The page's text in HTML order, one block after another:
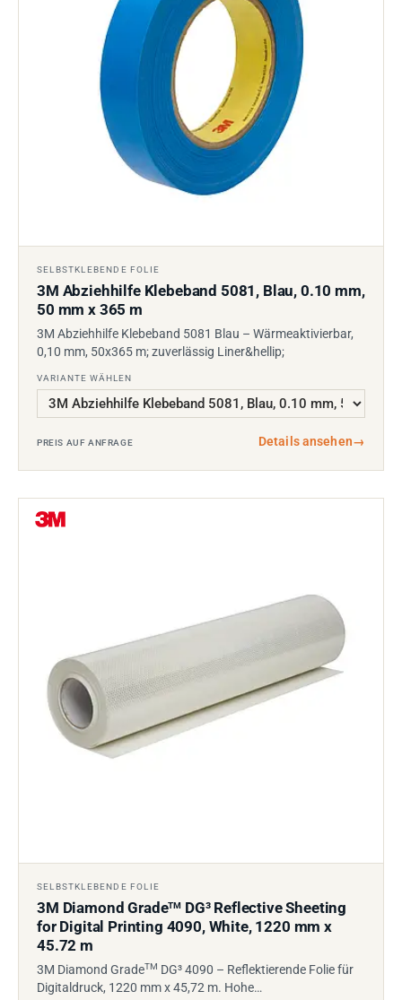
SELBSTKLEBENDE FOLIE
3M Abziehhilfe Klebeband 5081, Blau, 0.10 mm,
50 mm x 365 m
3M Abziehhilfe Klebeband 5081 Blau – Wärmeaktivierbar,
0,10 mm, 50x365 m; zuverlässig Liner&hellip;
VARIANTE WÄHLEN
PREIS AUF ANFRAGE Details ansehen→
SELBSTKLEBENDE FOLIE
3M Diamond GradeTM DG³ Reflective Sheeting
for Digital Printing 4090, White, 1220 mm x
45.72 m
3M Diamond GradeTM DG³ 4090 – Reflektierende Folie für
Digitaldruck, 1220 mm x 45,72 m. Hohe…